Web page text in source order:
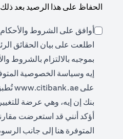
الحفاظ على هذا الرصيد بعد
أوافق على الشروط والأحكام
اطلعت على بيان الحقائق
بموجبه بالالتزام بالشروط
إيه وسياسة الخصوصية
على www.citibank.ae
tab
بنك إن إيه، وهي عرضة
أؤكد أنني قد استعرضت
المتوفرة هنا in a new tab
إلى جانب